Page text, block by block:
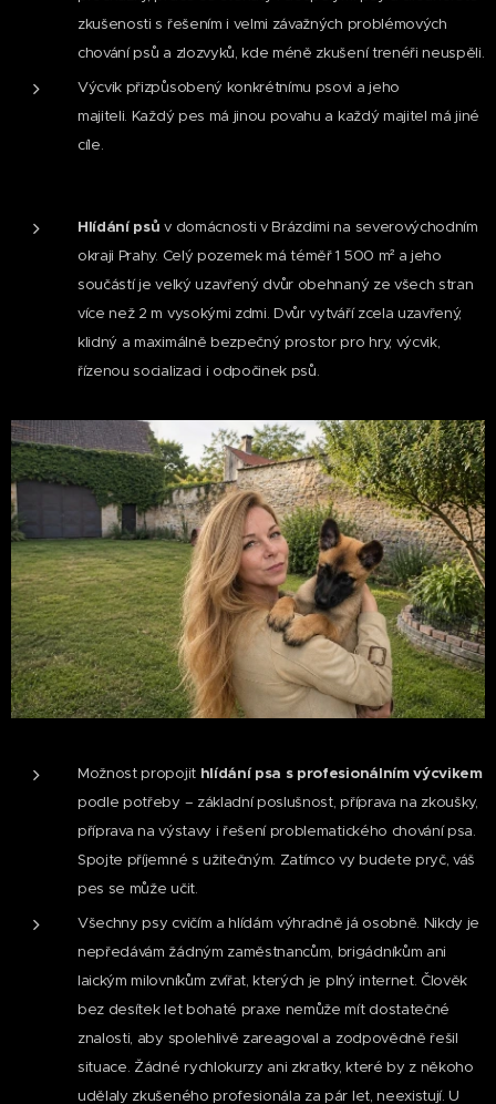
zkušenosti s řešením i velmi závažných problémových
chování psů a zlozvyků, kde méně zkušení trenéři neuspěli.
Výcvik přizpůsobený konkrétnímu psovi a jeho
majiteli. Každý pes má jinou povahu a každý majitel má jiné
cíle.
Hlídání psů v domácnosti v Brázdimi na severovýchodním
okraji Prahy. Celý pozemek má téměř 1 500 m² a jeho
součástí je velký uzavřený dvůr obehnaný ze všech stran
více než 2 m vysokými zdmi. Dvůr vytváří zcela uzavřený,
klidný a maximálně bezpečný prostor pro hry, výcvik,
řízenou socializaci i odpočinek psů.
Možnost propojit hlídání psa s profesionálním výcvikem
podle potřeby – základní poslušnost, příprava na zkoušky,
příprava na výstavy i řešení problematického chování psa.
Spojte příjemné s užitečným. Zatímco vy budete pryč, váš
pes se může učit.
Všechny psy cvičím a hlídám výhradně já osobně. Nikdy je
nepředávám žádným zaměstnancům, brigádníkům ani
laickým milovníkům zvířat, kterých je plný internet. Člověk
bez desítek let bohaté praxe nemůže mít dostatečné
znalosti, aby spolehlivě zareagoval a zodpovědně řešil
situace. Žádné rychlokurzy ani zkratky, které by z někoho
udělaly zkušeného profesionála za pár let, neexistují. U